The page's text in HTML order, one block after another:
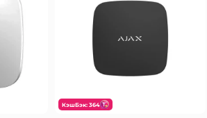
КэшБэк: 364